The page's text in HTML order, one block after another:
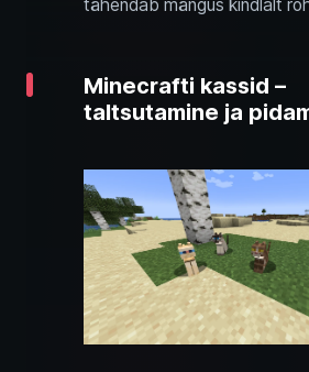
tähendab mängus kindlalt
Minecrafti kassid –
taltsutamine ja